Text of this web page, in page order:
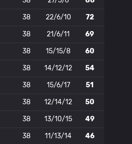
38 22/6/10 72
38 21/6/11 69
38 15/15/8 60
38 14/12/12 54
38 15/6/17 51
38 12/14/12 50
38 13/10/15 49
38 11/13/14 46